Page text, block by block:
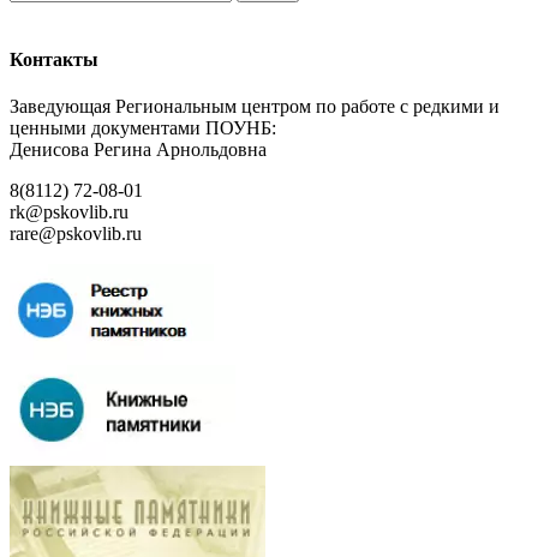
Контакты
Заведующая Региональным центром по работе с редкими и
ценными документами ПОУНБ:
Денисова Регина Арнольдовна
8(8112) 72-08-01
rk@pskovlib.ru
rare@pskovlib.ru